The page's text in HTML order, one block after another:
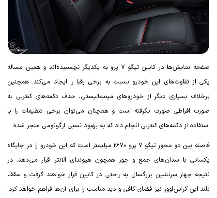
صفحه نمایش‌ها در کابین تیگو 7 پرو به یکدیگر نچسبیده‌اند و همین مساله
یکی از تفاوت‌های این خودرو نسبت به برخی رقبا را ایجاد می‌کند. همچنین
برخلاف بسیاری دیگر از خودروهای مینیمالیستی، حذف دکمه‌های کنترلی به
صورت افراطی صورت نگرفته است و همچنان می‌توان برخی تنظیمات را با
استفاده از دکمه‌های کنترلی انجام داد که به بهبود نسبی ارگونومی منجر شده.
فاصله بین دو محور تیگو 7 پرو 2670 میلیمتر است که این خودرو را در جایگاه
یکسانی با سدان‌های جمع و جور همچون هیوندای الانترا قرار می‌دهد. در
نتیجه چهار سرنشین بزرگسال به راحتی در کابین قرار خواهند گرفت و سقف
بلند این کراس‌اوور نیز فضای کافی و دید مناسب را برای آن‌ها فراهم خواهد کرد.